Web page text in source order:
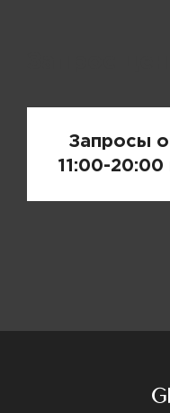
Запросы
11:00-